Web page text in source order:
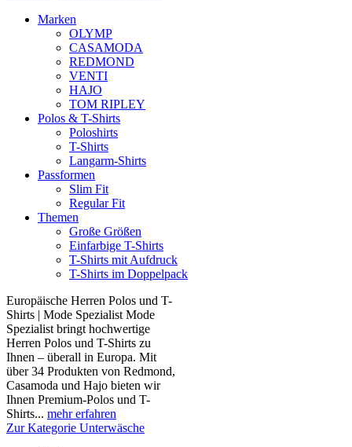
Marken
OLYMP
CASAMODA
REDMOND
VENTI
HAJO
TOM RIPLEY
Polos & T-Shirts
Poloshirts
T-Shirts
Langarm-Shirts
Passformen
Slim Fit
Regular Fit
Themen
Große Größen
Einfarbige T-Shirts
T-Shirts mit Aufdruck
T-Shirts im Doppelpack
Europäische Herren Polos und T-
Shirts | Mode Spezialist Mode
Spezialist bringt hochwertige
Herren Polos und T-Shirts zu
Ihnen – überall in Europa. Mit
über 34 Produkten von Redmond,
Casamoda und Hajo bieten wir
Ihnen Premium-Polos und T-
Shirts... mehr erfahren
Zur Kategorie Unterwäsche